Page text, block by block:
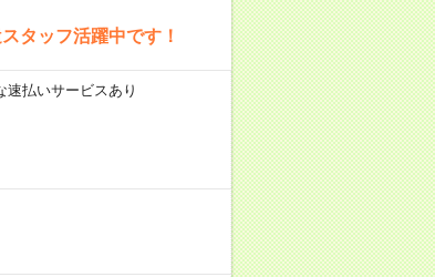
タッフ活躍中です！
払いサービスあり